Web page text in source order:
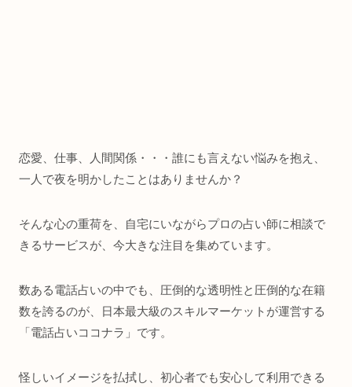
恋愛、仕事、人間関係・・・誰にも言えない悩みを抱え、
一人で夜を明かしたことはありませんか？
そんな心の重荷を、自宅にいながらプロの占い師に相談で
きるサービスが、今大きな注目を集めています。
数ある電話占いの中でも、圧倒的な透明性と圧倒的な在籍
数を誇るのが、日本最大級のスキルマーケットが運営する
「電話占いココナラ」です。
怪しいイメージを払拭し、初心者でも安心して利用できる